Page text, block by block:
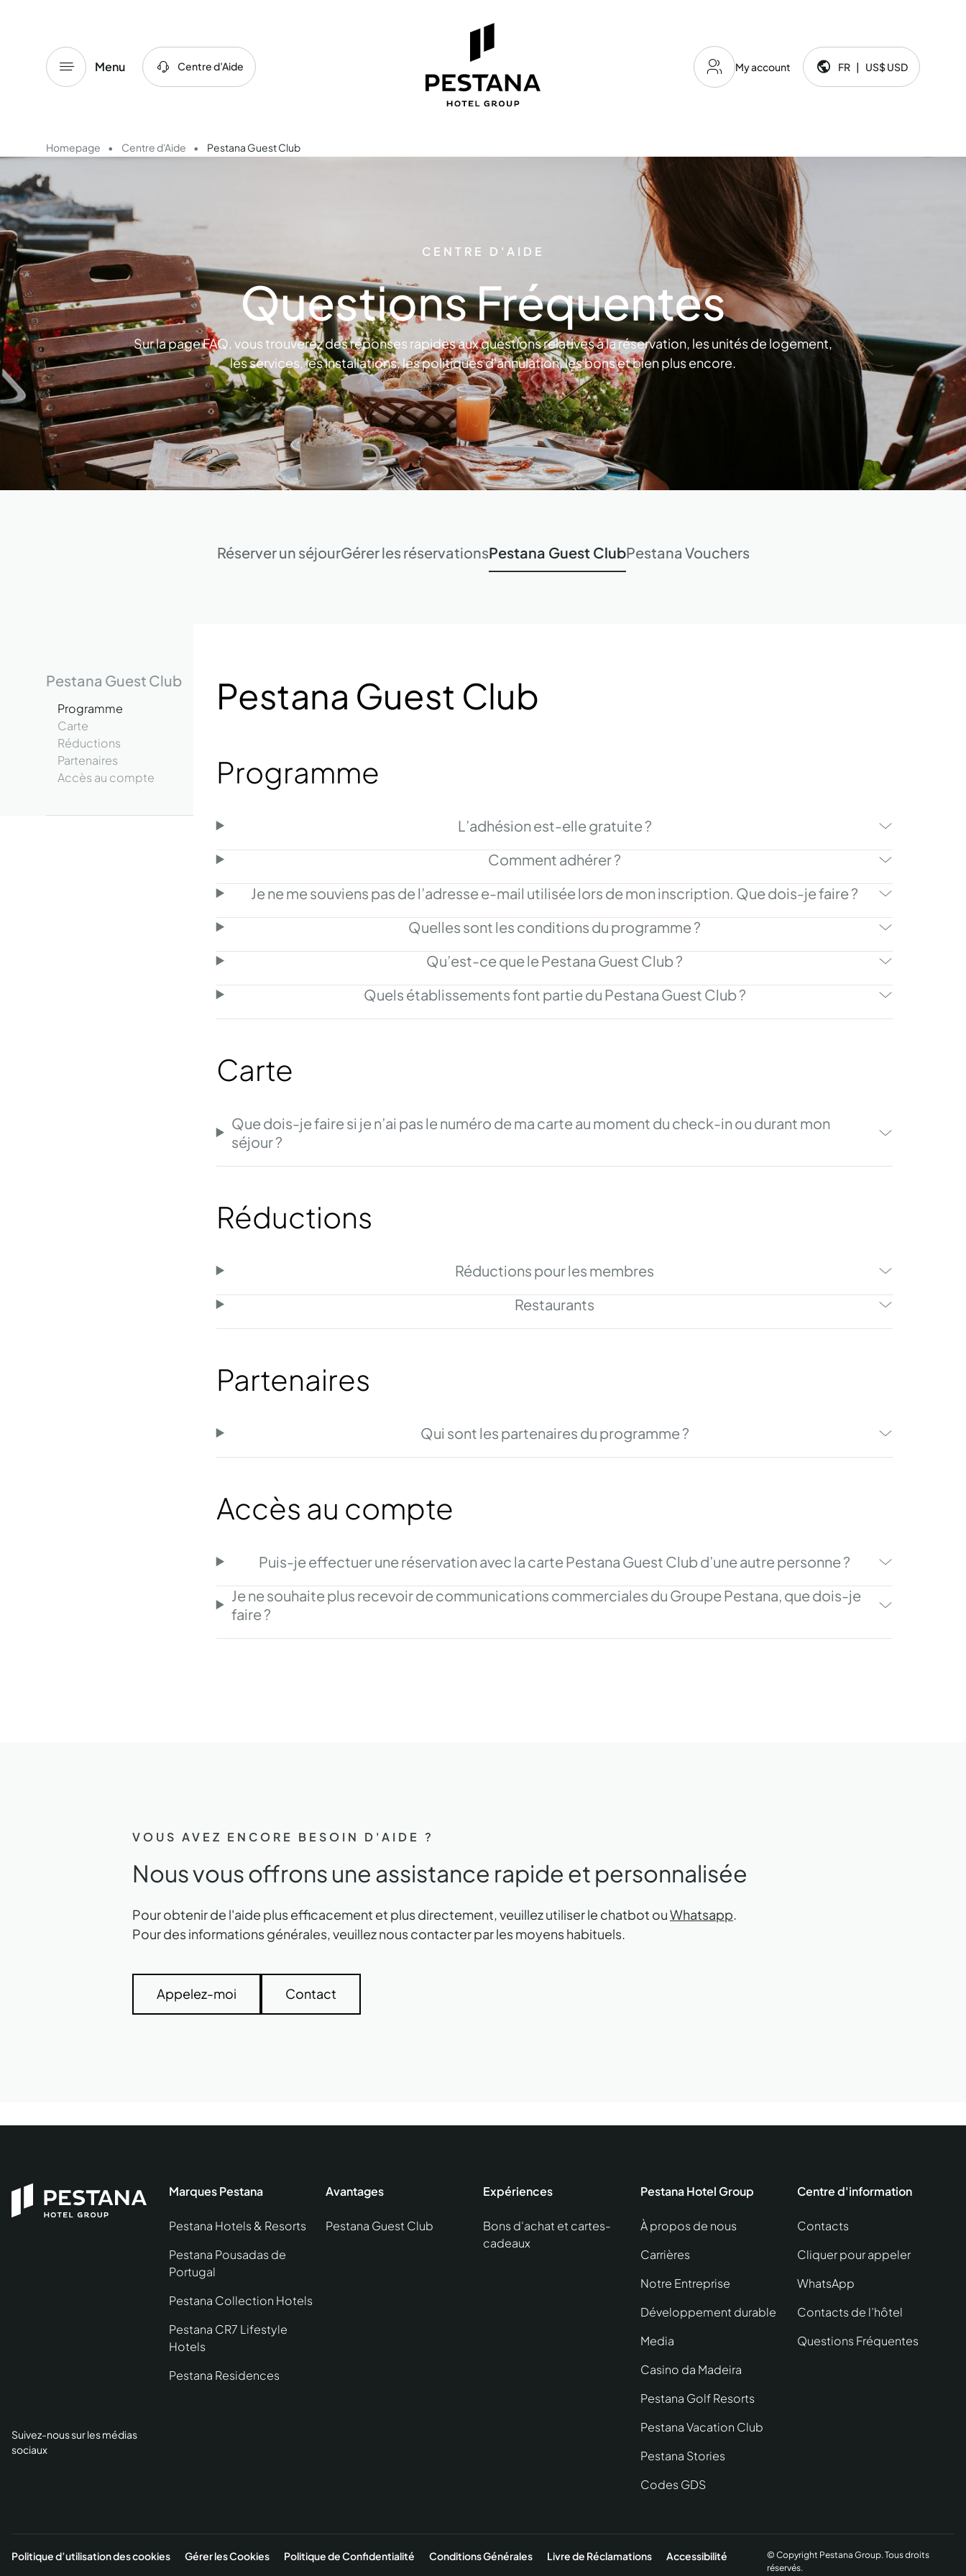
Menu Centre d’Aide My account Langue et devise:
FR | US$USD
Homepage Centre d'Aide Pestana Guest Club
CENTRE D'AIDE
Questions Fréquentes
Sur la page FAQ, vous trouverez des réponses rapides aux questions relatives à la réservation, les unités de logement,
les services, les installations, les politiques d'annulation, les bons et bien plus encore.
Réserver un séjourGérer les réservationsPestana Guest ClubPestana Vouchers
Pestana Guest Club
Programme
Carte
Réductions
Partenaires
Accès au compte
Pestana Guest Club
Programme
L’adhésion est-elle gratuite ?
Comment adhérer ?
Je ne me souviens pas de l’adresse e-mail utilisée lors de mon inscription. Que dois-je faire ?
Quelles sont les conditions du programme ?
Qu’est-ce que le Pestana Guest Club ?
Quels établissements font partie du Pestana Guest Club ?
Carte
Que dois-je faire si je n’ai pas le numéro de ma carte au moment du check-in ou durant mon
séjour ?
Réductions
Réductions pour les membres
Restaurants
Partenaires
Qui sont les partenaires du programme ?
Accès au compte
Puis-je effectuer une réservation avec la carte Pestana Guest Club d’une autre personne ?
Je ne souhaite plus recevoir de communications commerciales du Groupe Pestana, que dois-je
faire ?
VOUS AVEZ ENCORE BESOIN D'AIDE ?
Nous vous offrons une assistance rapide et personnalisée
Pour obtenir de l'aide plus efficacement et plus directement, veuillez utiliser le chatbot ouWhatsapp.
Pour des informations générales, veuillez nous contacter par les moyens habituels.
Appelez-moi Contact
Suivez-nous sur les médias
sociaux
Marques Pestana
Pestana Hotels & Resorts
Pestana Pousadas de
Portugal
Pestana Collection Hotels
Pestana CR7 Lifestyle
Hotels
Pestana Residences
Avantages
Pestana Guest Club
Expériences
Bons d'achat et cartes-
cadeaux
Pestana Hotel Group
À propos de nous
Carrières
Notre Entreprise
Développement durable
Media
Casino da Madeira
Pestana Golf Resorts
Pestana Vacation Club
Pestana Stories
Codes GDS
Centre d'information
Contacts
Cliquer pour appeler
WhatsApp
Contacts de l’hôtel
Questions Fréquentes
Politique d’utilisation des cookies Gérer les Cookies Politique de Confidentialité Conditions Générales Livre de Réclamations Accessibilité
© Copyright Pestana Group. Tous droits
réservés.